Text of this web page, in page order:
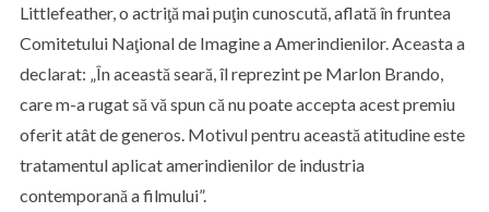
Littlefeather, o actriţă mai puţin cunoscută, aflată în fruntea
Comitetului Naţional de Imagine a Amerindienilor. Aceasta a
declarat: „În această seară, îl reprezint pe Marlon Brando,
care m-a rugat să vă spun că nu poate accepta acest premiu
oferit atât de generos. Motivul pentru această atitudine este
tratamentul aplicat amerindienilor de industria
contemporană a filmului”.